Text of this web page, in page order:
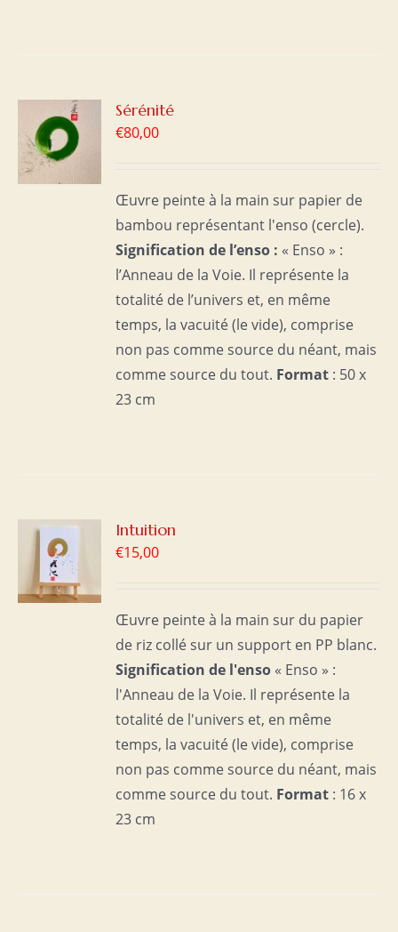
Sérénité
€80,00
Œuvre peinte à la main sur papier de
bambou représentant l'enso (cercle).
Signification de l’enso : « Enso » :
l’Anneau de la Voie. Il représente la
totalité de l’univers et, en même
temps, la vacuité (le vide), comprise
non pas comme source du néant, mais
comme source du tout. Format : 50 x
23 cm
Intuition
€15,00
Œuvre peinte à la main sur du papier
de riz collé sur un support en PP blanc.
Signification de l'enso « Enso » :
l'Anneau de la Voie. Il représente la
totalité de l'univers et, en même
temps, la vacuité (le vide), comprise
non pas comme source du néant, mais
comme source du tout. Format : 16 x
23 cm